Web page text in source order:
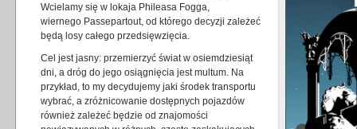
Wcielamy się w lokaja Phileasa Fogga,
wiernego Passepartout, od którego decyzji zależeć
będą losy całego przedsięwzięcia.
Cel jest jasny: przemierzyć świat w osiemdziesiąt
dni, a dróg do jego osiągnięcia jest multum. Na
przykład, to my decydujemy jaki środek transportu
wybrać, a zróżnicowanie dostępnych pojazdów
również zależeć będzie od znajomości